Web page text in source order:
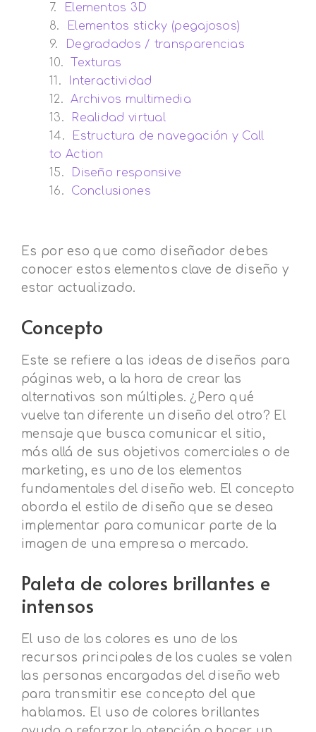
Elementos 3D
Elementos sticky (pegajosos)
Degradados / transparencias
Texturas
Interactividad
Archivos multimedia
Realidad virtual
Estructura de navegación y Call
to Action
Diseño responsive
Conclusiones
Es por eso que como diseñador debes
conocer estos elementos clave de diseño y
estar actualizado.
Concepto
Este se refiere a las ideas de diseños para
páginas web, a la hora de crear las
alternativas son múltiples. ¿Pero qué
vuelve tan diferente un diseño del otro? El
mensaje que busca comunicar el sitio,
más allá de sus objetivos comerciales o de
marketing, es uno de los elementos
fundamentales del diseño web. El concepto
aborda el estilo de diseño que se desea
implementar para comunicar parte de la
imagen de una empresa o mercado.
Paleta de colores brillantes e
intensos
El uso de los colores es uno de los
recursos principales de los cuales se valen
las personas encargadas del diseño web
para transmitir ese concepto del que
hablamos. El uso de colores brillantes